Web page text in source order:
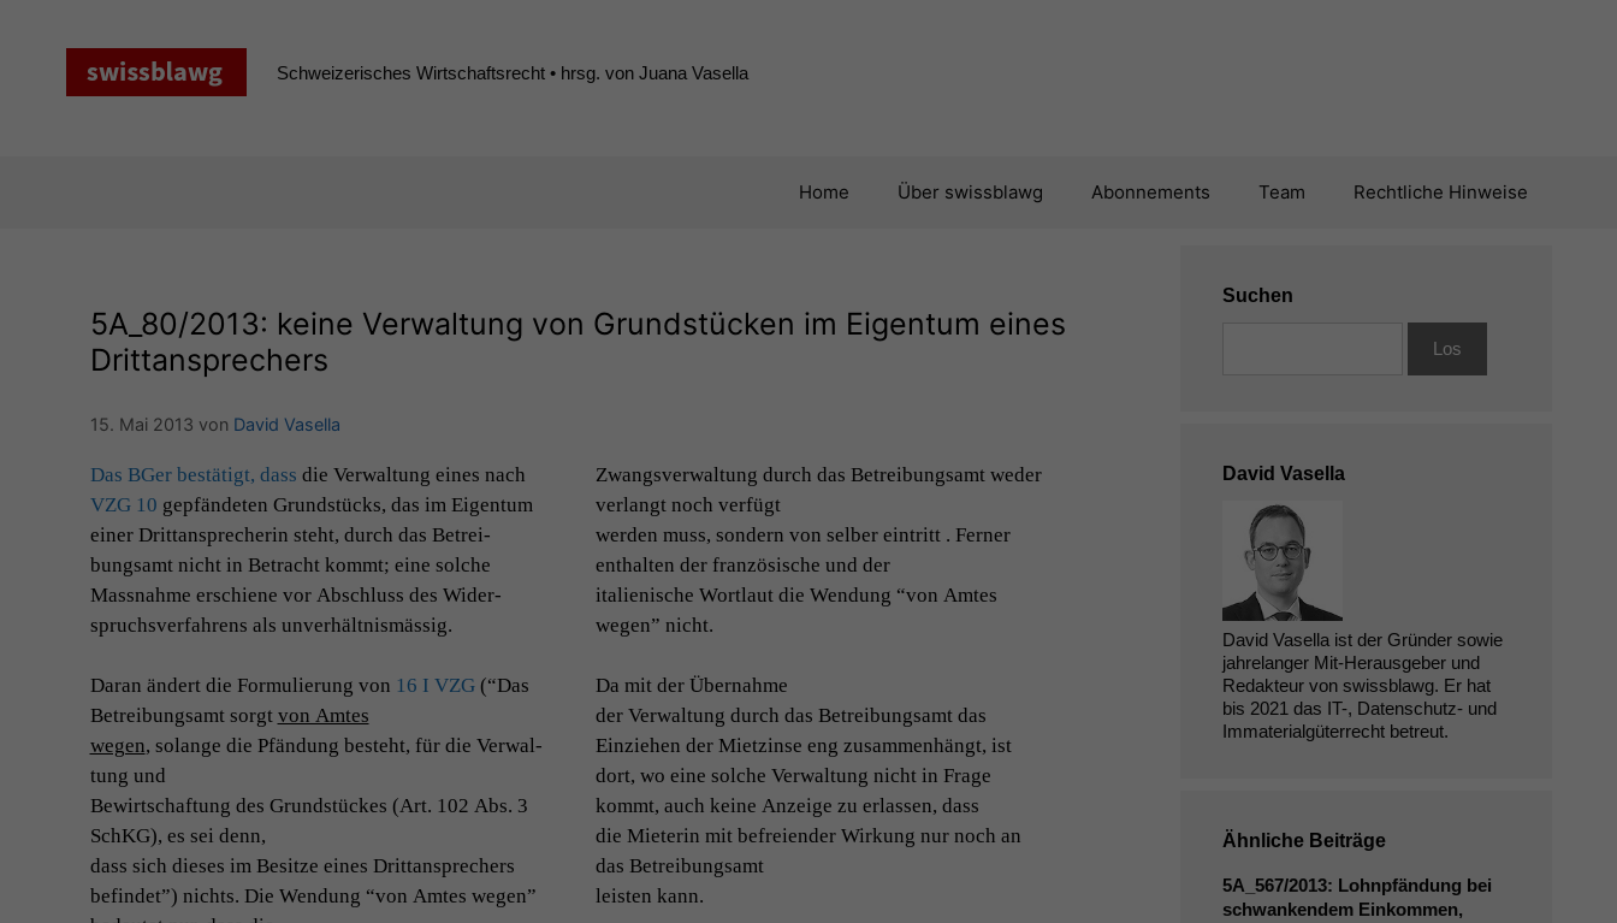
Schweizerisches Wirtschaftsrecht • hrsg. von Juana Vasella
Home Über swissblawg Abonnements Team Rechtliche Hinweise
5A_80/2013: keine Verwaltung von Grundstücken im Eigentum eines
Drittansprechers
15. Mai 2013 von David Vasella
Das BGer bestätigt, dass die Ver­wal­tung eines nach
VZG10 gepfän­de­ten Grund­stücks, das im Eigen­tum
ein­er Drit­tansprecherin ste­ht, durch das Betrei­
bungsamt nicht in Betra­cht kommt; eine solche
Mass­nahme erschiene vor Abschluss des Wider­
spruchsver­fahrens als unverhältnismässig.
Daran ändert die For­mulierung von 16 I VZG(“Das
Betrei­bungsamt sorgt von Amtes
wegen, solange die Pfän­dung beste­ht, für die Ver­wal­
tung und
Bewirtschaf­tung des Grund­stück­es (Art. 102 Abs. 3
SchKG), es sei denn,
dass sich dieses im Besitze eines Drit­tansprech­ers
befind­et”) nichts. Die Wen­dung “von Amtes wegen”
Zwangsver­wal­tung durch das Betrei­bungsamt wed­er
ver­langt noch verfügt
wer­den muss, son­dern von sel­ber ein­tritt . Fern­er
enthal­ten der franzö­sis­che und der
ital­ienis­che Wort­laut die Wen­dung “von Amtes
wegen” nicht.
Da mit der Übernahme
der Ver­wal­tung durch das Betrei­bungsamt das
Einziehen der Miet­zinse eng zusam­men­hängt, ist
dort, wo eine solche Ver­wal­tung nicht in Frage
kommt, auch keine Anzeige zu erlassen, dass
die Mieterin mit befreien­der Wirkung nur noch an
das Betreibungsamt
leis­ten kann.
Suchen
David Vasella
David Vasella ist der Gründer sowie
jahrelanger Mit-Herausgeber und
Redakteur von swissblawg. Er hat
bis 2021 das IT-, Datenschutz- und
Immaterialgüterrecht betreut.
Ähnliche Beiträge
5A_567/2013: Lohnpfändung bei
schwankendem Einkommen,